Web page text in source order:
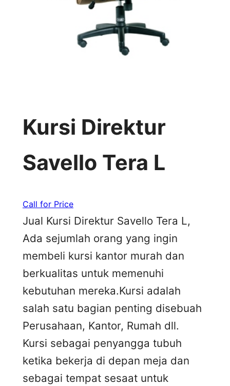
Kursi Direktur
Savello Tera L
Call for Price
Jual Kursi Direktur Savello Tera L,
Ada sejumlah orang yang ingin
membeli kursi kantor murah dan
berkualitas untuk memenuhi
kebutuhan mereka.Kursi adalah
salah satu bagian penting disebuah
Perusahaan, Kantor, Rumah dll.
Kursi sebagai penyangga tubuh
ketika bekerja di depan meja dan
sebagai tempat sesaat untuk